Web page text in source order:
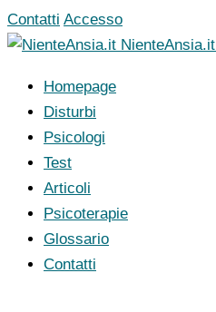
Vai
al
Contatti Accesso
NienteAnsia.it
Homepage
Disturbi
Psicologi
Test
Articoli
Psicoterapie
Glossario
Contatti